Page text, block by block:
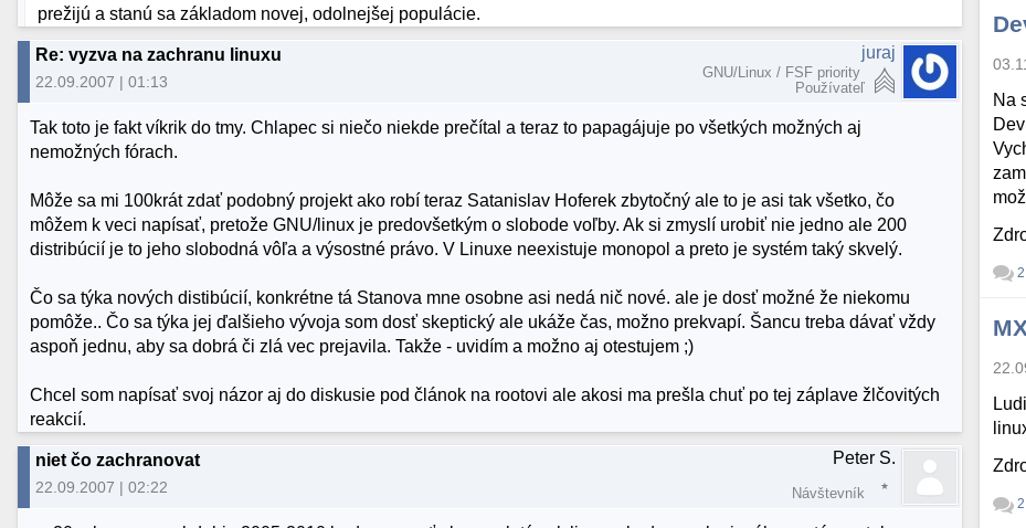
prežijú a stanú sa základom novej, odolnejšej populácie.
Re: vyzva na zachranu linuxu
22.09.2007 | 01:13
juraj
GNU/Linux / FSF priority
Používateľ
Tak toto je fakt víkrik do tmy. Chlapec si niečo niekde prečítal a teraz to papagájuje po všetkých možných aj
nemožných fórach.
Môže sa mi 100krát zdať podobný projekt ako robí teraz Satanislav Hoferek zbytočný ale to je asi tak všetko, čo
môžem k veci napísať, pretože GNU/linux je predovšetkým o slobode voľby. Ak si zmyslí urobiť nie jedno ale 200
distribúcií je to jeho slobodná vôľa a výsostné právo. V Linuxe neexistuje monopol a preto je systém taký skvelý.
Čo sa týka nových distibúcií, konkrétne tá Stanova mne osobne asi nedá nič nové. ale je dosť možné že niekomu
pomôže.. Čo sa týka jej ďalšieho vývoja som dosť skeptický ale ukáže čas, možno prekvapí. Šancu treba dávať vždy
aspoň jednu, aby sa dobrá či zlá vec prejavila. Takže - uvidím a možno aj otestujem ;)
Chcel som napísať svoj názor aj do diskusie pod článok na rootovi ale akosi ma prešla chuť po tej záplave žlčovitých
reakcií.
niet čo zachranovat
22.09.2007 | 02:22
Peter S.
Návštevník
Na
2
2